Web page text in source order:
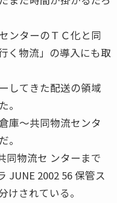
ンターのＴＣ化と同
く物流」の導入にも取
してきた配送の領域
。
庫〜共同物流センタ
。
同物流セ ンターまで
JUNE 2002 56 保管ス
けされている。